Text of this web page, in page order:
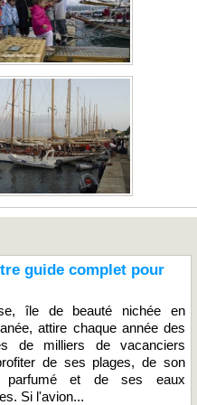
guide complet pour
île de beauté nichée en
attire chaque année des
de milliers de vacanciers
de ses plages, de son
parfumé et de ses eaux
Si l'avion...